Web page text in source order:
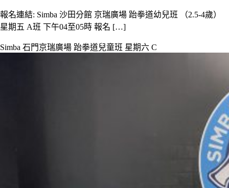
報名連結: Simba 沙田分館 京瑞廣場 跆拳道幼兒班 （2.5-4歲）
星期五 A班 下午04至05時 報名 […]
Simba 石門京瑞廣場 跆拳道兒童班 星期六 C